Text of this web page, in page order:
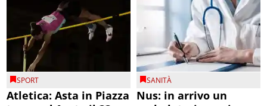
SPORT
Atletica: Asta in Piazza
SANITÀ
Nus: in arrivo un